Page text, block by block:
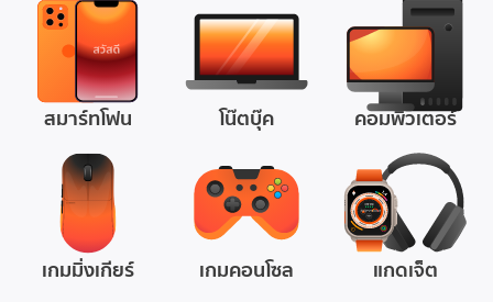
สมาร์ทโฟน โน๊ตบุ๊ค คอมพิวเตอร์
เกมมิ่งเกียร์ เกมคอนโซล แกดเจ็ต